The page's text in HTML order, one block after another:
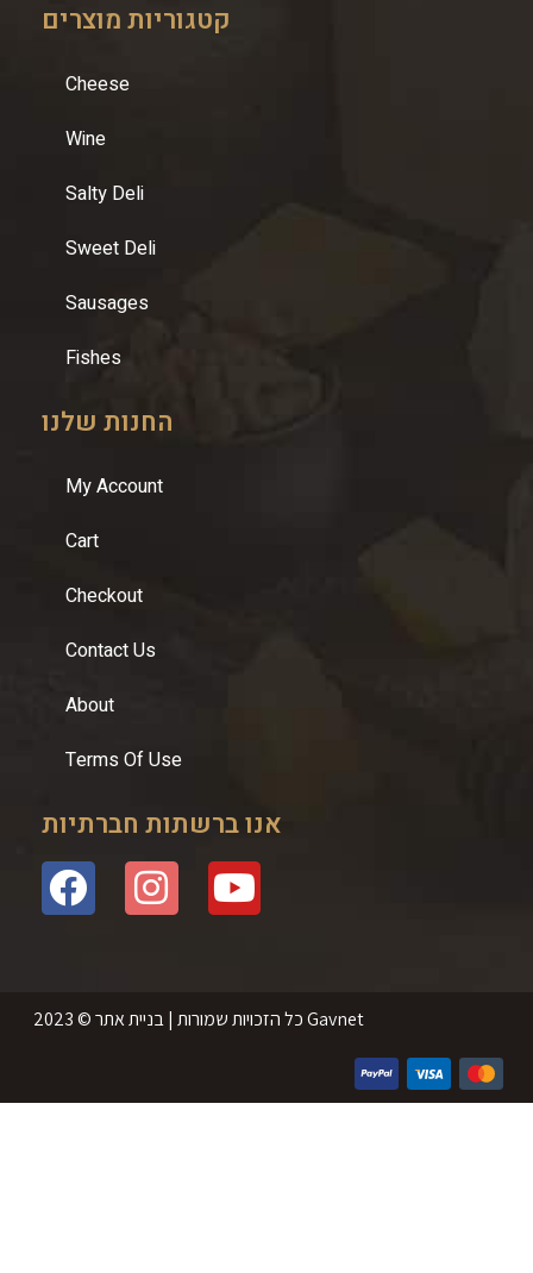
קטגוריות מוצרים
Cheese
Wine
Salty Deli
Sweet Deli
Sausages
Fishes
החנות שלנו
My Account
Cart
Checkout
Contact Us
About
Terms Of Use
אנו ברשתות חברתיות
2023 © כל הזכויות שמורות | בניית אתר Gavnet